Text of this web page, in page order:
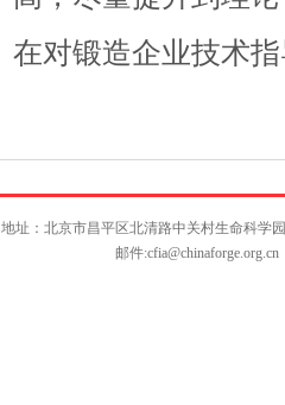
在对锻造企业技术
地址：北京市昌平区北清路中关村生命科学
邮件:cfia@chinaforge.org.cn